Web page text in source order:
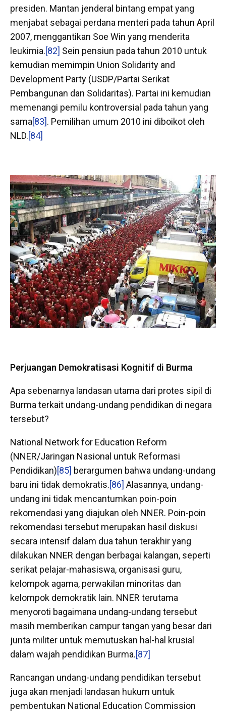
presiden. Mantan jenderal bintang empat yang
menjabat sebagai perdana menteri pada tahun April
2007, menggantikan Soe Win yang menderita
leukimia.[82] Sein pensiun pada tahun 2010 untuk
kemudian memimpin Union Solidarity and
Development Party (USDP/Partai Serikat
Pembangunan dan Solidaritas). Partai ini kemudian
memenangi pemilu kontroversial pada tahun yang
sama[83]. Pemilihan umum 2010 ini diboikot oleh
NLD.[84]
Perjuangan Demokratisasi Kognitif di Burma
Apa sebenarnya landasan utama dari protes sipil di
Burma terkait undang-undang pendidikan di negara
tersebut?
National Network for Education Reform
(NNER/Jaringan Nasional untuk Reformasi
Pendidikan)[85] berargumen bahwa undang-undang
baru ini tidak demokratis.[86] Alasannya, undang-
undang ini tidak mencantumkan poin-poin
rekomendasi yang diajukan oleh NNER. Poin-poin
rekomendasi tersebut merupakan hasil diskusi
secara intensif dalam dua tahun terakhir yang
dilakukan NNER dengan berbagai kalangan, seperti
serikat pelajar-mahasiswa, organisasi guru,
kelompok agama, perwakilan minoritas dan
kelompok demokratik lain. NNER terutama
menyoroti bagaimana undang-undang tersebut
masih memberikan campur tangan yang besar dari
junta militer untuk memutuskan hal-hal krusial
dalam wajah pendidikan Burma.[87]
Rancangan undang-undang pendidikan tersebut
juga akan menjadi landasan hukum untuk
pembentukan National Education Commission